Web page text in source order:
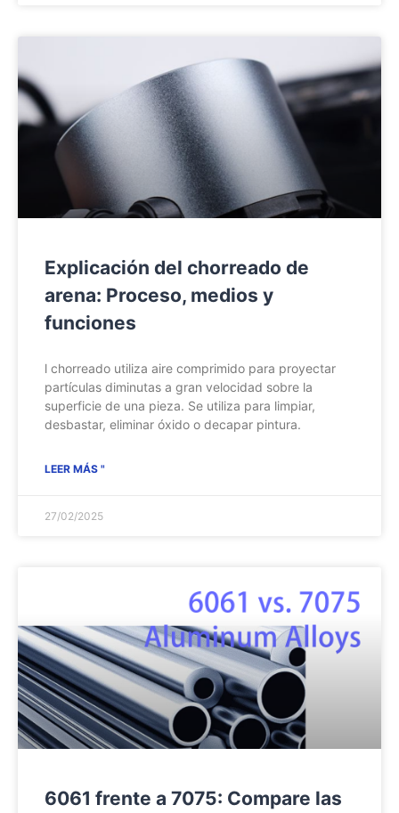
Explicación del chorreado de
arena: Proceso, medios y
funciones
l chorreado utiliza aire comprimido para proyectar
partículas diminutas a gran velocidad sobre la
superficie de una pieza. Se utiliza para limpiar,
desbastar, eliminar óxido o decapar pintura.
LEER MÁS "
27/02/2025
6061 frente a 7075: Compare las